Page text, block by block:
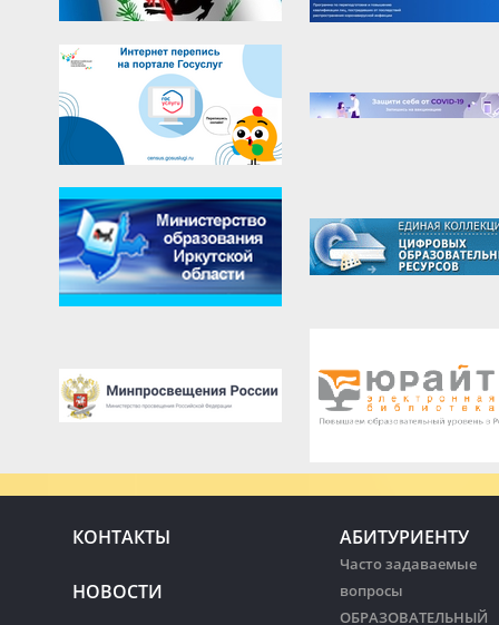
КОНТАКТЫ
НОВОСТИ
АБИТУРИЕНТУ
Часто задаваемые
вопросы
ОБРАЗОВАТЕЛЬНЫЙ